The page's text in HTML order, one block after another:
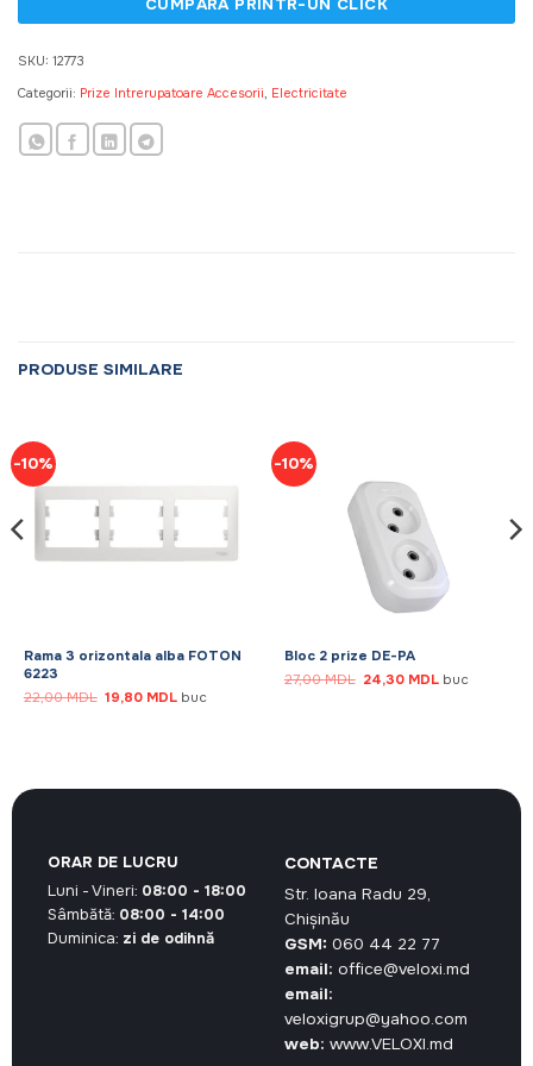
SKU: 12773
Categorii: Prize Intrerupatoare Accesorii, Electricitate
PRODUSE SIMILARE
-10%
Rama 3 orizontala alba FOTON
6223
22,00MDL Prețul
inițial
19,80 MDLPrețul
buc
-10%
Bloc 2 prize DE-PA
27,00MDL Prețul
inițial
24,30 MDLPrețul
buc
CONTACTE
Str. Ioana Radu 29,
Chișinău
GSM: 060 44 22 77
email: office@veloxi.md
email:
veloxigrup@yahoo.com
web: www.VELOXI.md
ORAR DE LUCRU
Luni - Vineri: 08:00 - 18:00
Sâmbătă: 08:00 - 14:00
Duminica: zi de odihnă